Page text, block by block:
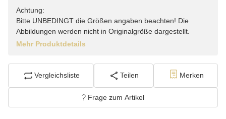
Achtung:
Bitte UNBEDINGT die Größen angaben beachten! Die
Abbildungen werden nicht in Originalgröße dargestellt.
Mehr Produktdetails
Vergleichsliste Teilen Merken
Frage zum Artikel